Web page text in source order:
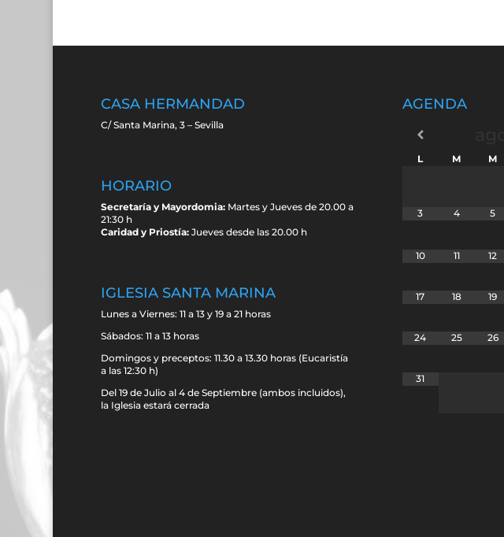
CASA HERMANDAD
C/ Santa Marina, 3 – Sevilla
HORARIO
Secretaría y Mayordomia:Martes y Jueves de 20.00 a
21:30 h
Caridad y Priostía:Jueves desde las 20.00 h
IGLESIA SANTA MARINA
Lunes a Viernes: 11 a 13 y 19 a 21 horas
Sábados: 11 a 13 horas
Domingos y preceptos: 11.30 a 13.30 horas (Eucaristía
a las 12:30 h)
Del 19 de Julio al 4 de Septiembre (ambos incluidos),
la Iglesia estará cerrada
AGENDA
L M M
3 4 5
10 11 12
17 18 19
24 25 26
31